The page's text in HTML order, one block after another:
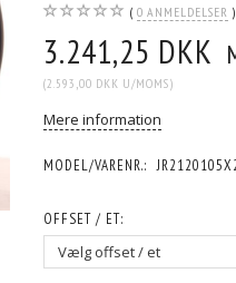
0 ANMELDELSER
3.241,25 DKK
(2.593,00 DKK U/MOMS)
Mere information
MODEL/VARENR.:
OFFSET / ET: